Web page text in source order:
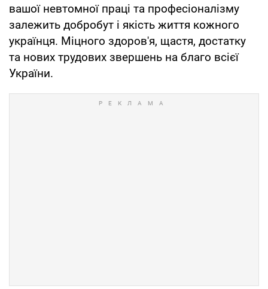
вашої невтомної праці та професіоналізму
залежить добробут і якість життя кожного
українця. Міцного здоров'я, щастя, достатку
та нових трудових звершень на благо всієї
України.